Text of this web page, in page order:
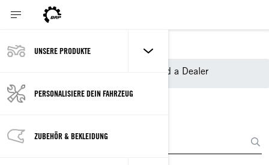
UNSERE PRODUKTE
PERSONALISIERE DEIN FAHRZEUG
ZUBEHÖR & BEKLEIDUNG
Find a Dealer